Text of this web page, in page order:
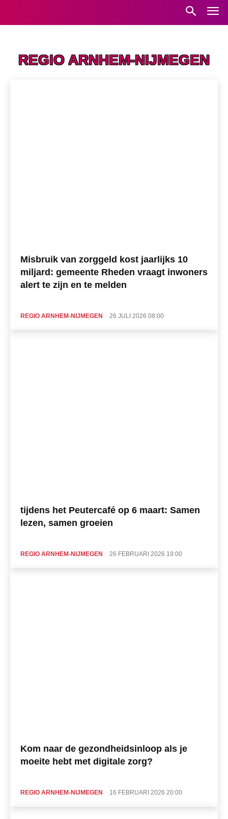
REGIO ARNHEM-NIJMEGEN
Misbruik van zorggeld kost jaarlijks 10
miljard: gemeente Rheden vraagt inwoners
alert te zijn en te melden
REGIO ARNHEM-NIJMEGEN 26 JULI 2026 08:00
tijdens het Peutercafé op 6 maart: Samen
lezen, samen groeien
REGIO ARNHEM-NIJMEGEN 26 FEBRUARI 2026 19:00
Kom naar de gezondheidsinloop als je
moeite hebt met digitale zorg?
REGIO ARNHEM-NIJMEGEN 16 FEBRUARI 2026 20:00